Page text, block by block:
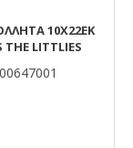
10X22EK
THE LITTLIES